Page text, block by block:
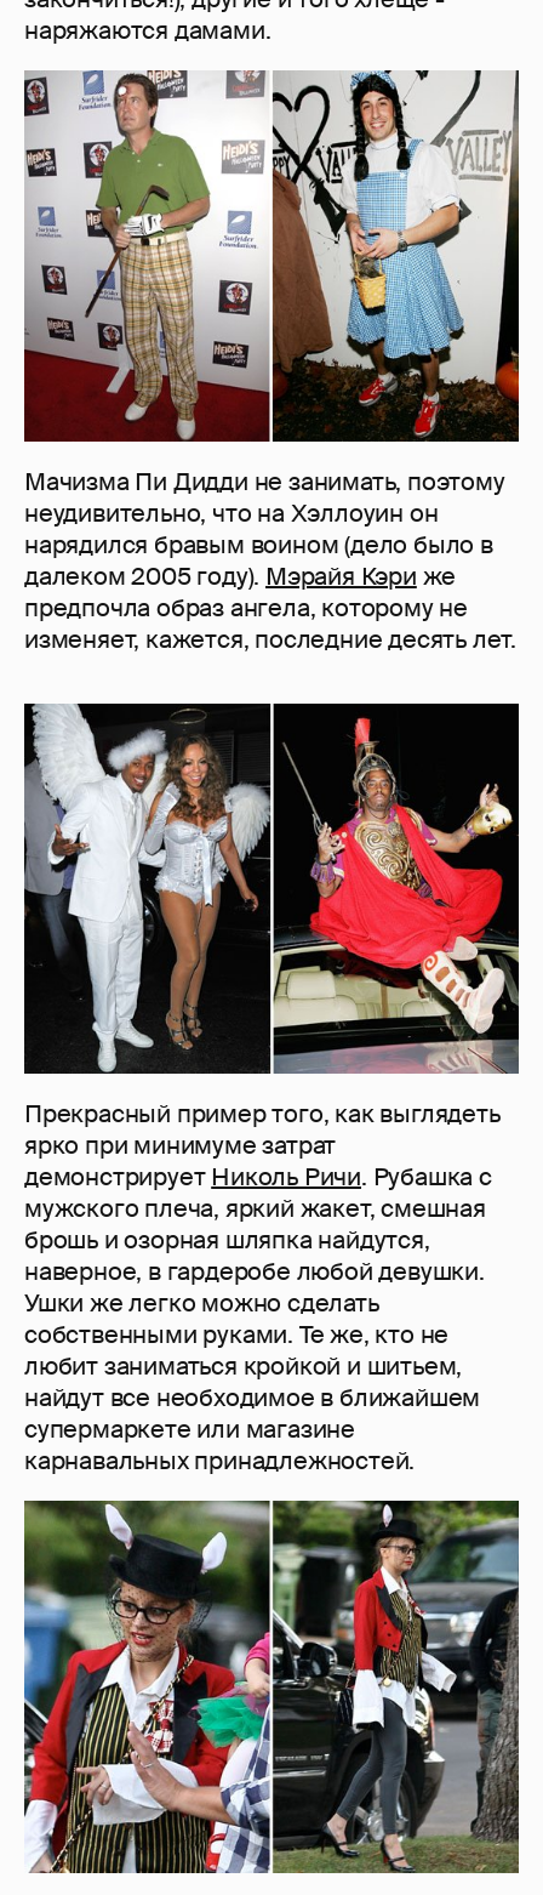
наряжаются дамами.
Мачизма Пи Дидди не занимать, поэтому
неудивительно, что на Хэллоуин он
нарядился бравым воином (дело было в
далеком 2005 году). Мэрайя Кэри же
предпочла образ ангела, которому не
изменяет, кажется, последние десять лет.
Прекрасный пример того, как выглядеть
ярко при минимуме затрат
демонстрирует Николь Ричи. Рубашка с
мужского плеча, яркий жакет, смешная
брошь и озорная шляпка найдутся,
наверное, в гардеробе любой девушки.
Ушки же легко можно сделать
собственными руками. Те же, кто не
любит заниматься кройкой и шитьем,
найдут все необходимое в ближайшем
супермаркете или магазине
карнавальных принадлежностей.